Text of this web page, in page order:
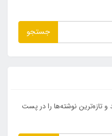
جستجو
تازه‌ترین نوشته‌ها را در پست